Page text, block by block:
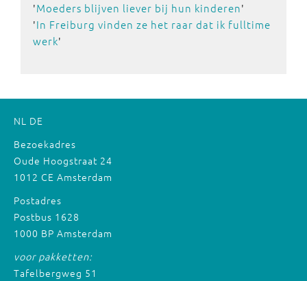
'Moeders blijven liever bij hun kinderen'
'In Freiburg vinden ze het raar dat ik fulltime
werk'
NL DE
Bezoekadres
Oude Hoogstraat 24
1012 CE Amsterdam
Postadres
Postbus 1628
1000 BP Amsterdam
voor pakketten:
Tafelbergweg 51